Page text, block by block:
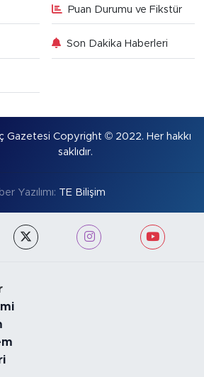
Puan Durumu ve Fikstür
Son Dakika Haberleri
Gazetesi Copyright © 2022. Her hakkı
saklıdır.
Yazılımı: TE Bilişim